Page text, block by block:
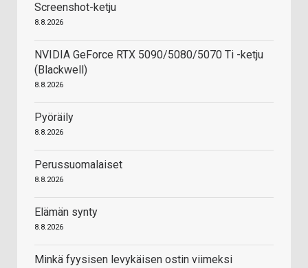
Screenshot-ketju
8.8.2026
NVIDIA GeForce RTX 5090/5080/5070 Ti -ketju
(Blackwell)
8.8.2026
Pyöräily
8.8.2026
Perussuomalaiset
8.8.2026
Elämän synty
8.8.2026
Minkä fyysisen levykäisen ostin viimeksi